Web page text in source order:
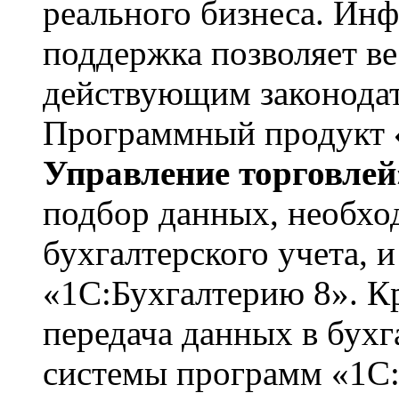
реального бизнеса.
поддержка позволяет
действующим
Программный продукт
Управление
подбор данных,
бухгалтерского учета,
«1С:Бухгалтерию 8».
передача данных в
системы программ